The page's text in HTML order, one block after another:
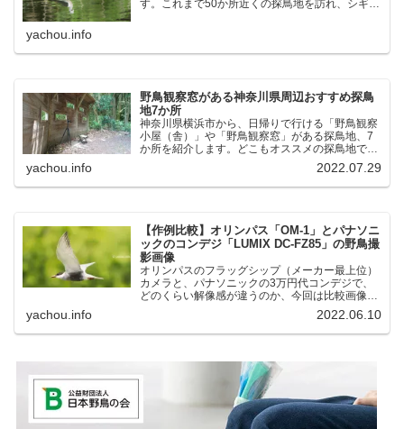
す。これまで50か所近くの探鳥地を訪れ、シギや
yachou.info
野鳥観察窓がある神奈川県周辺おすすめ探鳥
地7か所
神奈川県横浜市から、日帰りで行ける「野鳥観察
小屋（舎）」や「野鳥観察窓」がある探鳥地、7
か所を紹介します。どこもオススメの探鳥地で
す。実際に訪れてみると、野山にいる野鳥、海や
湖にいる野鳥それぞれ違う観察になりました。街
中にあり、電車で行ける...
yachou.info 2022.07.29
【作例比較】オリンパス「OM-1」とパナソニ
ックのコンデジ「LUMIX DC-FZ85」の野鳥撮
影画像
オリンパスのフラッグシップ（メーカー最上位）
カメラと、パナソニックの3万円代コンデジで、
どのくらい解像感が違うのか、今回は比較画像を
紹介します。私はコンデジを愛用しているのです
が、相棒がオリンパス「OM-1」を使い始めたと
ころ、同じ被写体で...
yachou.info 2022.06.10